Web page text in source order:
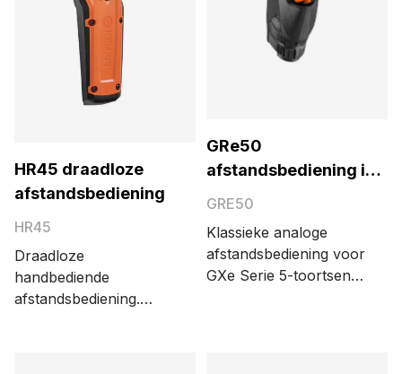
HR45 draadloze
afstandsbediening
HR45
Draadloze
handbediende
afstandsbediening.
GRe50
afstandsbediening in
de toorts
GRE50
Klassieke analoge
afstandsbediening voor
GXe Serie 5-toortsen